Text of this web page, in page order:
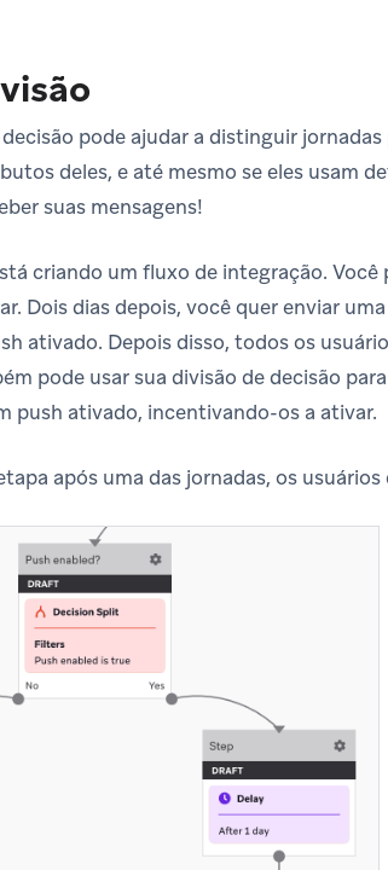
pode ajudar a distinguir
deles, e até mesmo se eles usam
suas mensagens!
criando um fluxo de integração.
Dois dias depois, você quer enviar
ativado. Depois disso, todos os
pode usar sua divisão de decisão
push ativado, incentivando-os a ativar.
após uma das jornadas, os